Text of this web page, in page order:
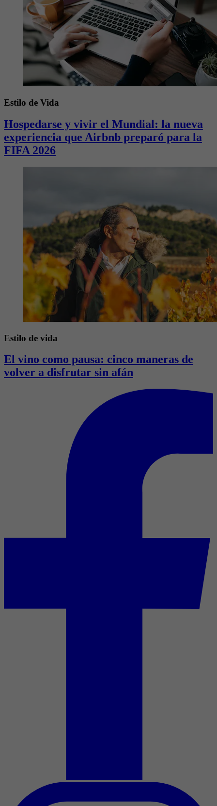
Estilo de Vida
Hospedarse y vivir el Mundial: la nueva
experiencia que Airbnb preparó para la
FIFA 2026
Estilo de vida
El vino como pausa: cinco maneras de
volver a disfrutar sin afán